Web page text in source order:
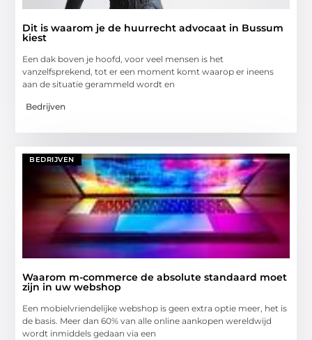
Dit is waarom je de huurrecht advocaat in Bussum
kiest
Een dak boven je hoofd, voor veel mensen is het
vanzelfsprekend, tot er een moment komt waarop er ineens
aan de situatie gerammeld wordt en
Bedrijven
BEDRIJVEN
Waarom m-commerce de absolute standaard moet
zijn in uw webshop
Een mobielvriendelijke webshop is geen extra optie meer, het is
de basis. Meer dan 60% van alle online aankopen wereldwijd
wordt inmiddels gedaan via een